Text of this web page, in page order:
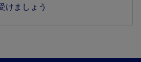
けましょう